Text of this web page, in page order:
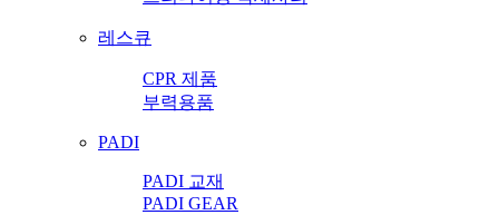
레스큐
CPR 제품
부력용품
PADI
PADI 교재
PADI GEAR